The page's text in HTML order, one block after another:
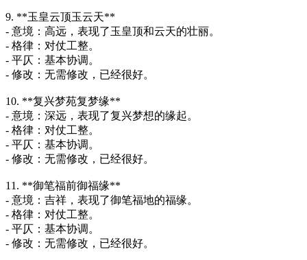
9. **玉皇云顶玉云天**
- 意境：高远，表现了玉皇顶和云天的壮丽。
- 格律：对仗工整。
- 平仄：基本协调。
- 修改：无需修改，已经很好。
10. **复兴梦苑复梦缘**
- 意境：深远，表现了复兴梦想的缘起。
- 格律：对仗工整。
- 平仄：基本协调。
- 修改：无需修改，已经很好。
11. **御笔福前御福缘**
- 意境：吉祥，表现了御笔福地的福缘。
- 格律：对仗工整。
- 平仄：基本协调。
- 修改：无需修改，已经很好。